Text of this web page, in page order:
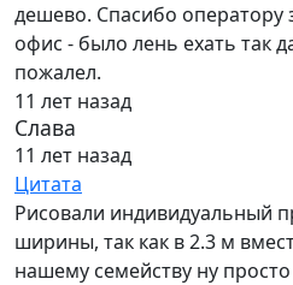
дешево. Спасибо оператору
офис - было лень ехать так
пожалел.
11 лет назад
Слава
11 лет назад
Цитата
Рисовали индивидуальный
ширины, так как в 2.3 м
нашему семейству ну